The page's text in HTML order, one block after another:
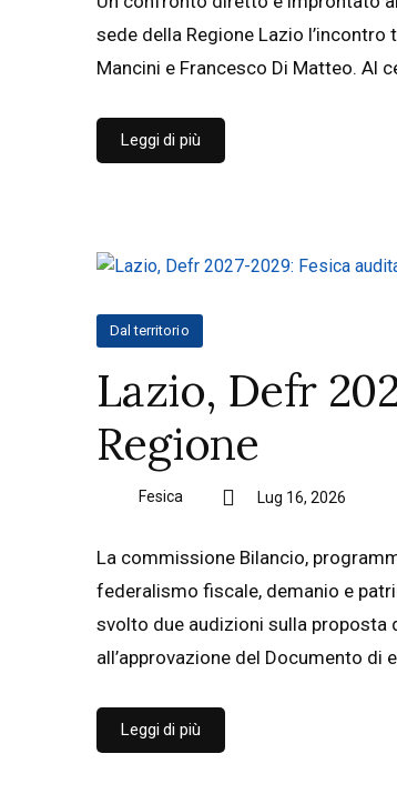
sede della Regione Lazio l’incontro
Mancini e Francesco Di Matteo. Al
Leggi di più
Dal territorio
Lazio, Defr
Regione
Fesica Lug 16, 2026
La commissione Bilancio,
federalismo fiscale, demanio e
svolto due audizioni sulla proposta
all’approvazione del Documento di
Leggi di più